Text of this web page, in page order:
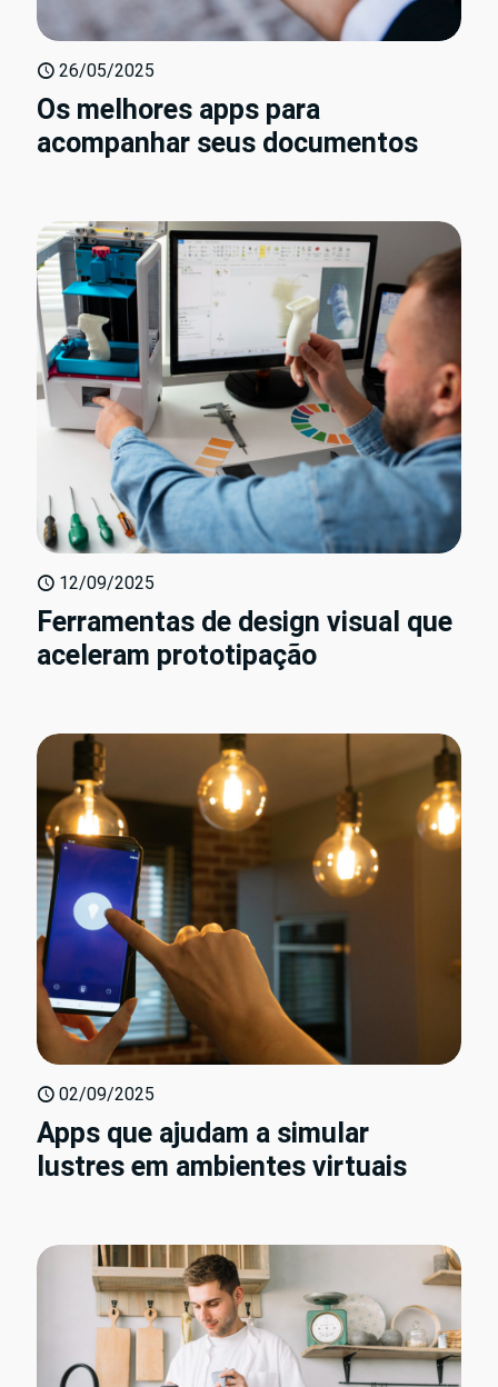
26/05/2025
Os melhores apps para
acompanhar seus documentos
12/09/2025
Ferramentas de design visual que
aceleram prototipação
02/09/2025
Apps que ajudam a simular
lustres em ambientes virtuais